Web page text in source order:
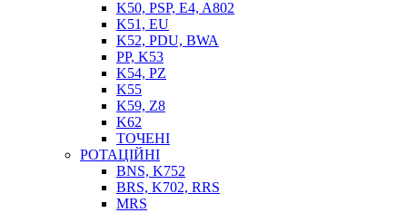
ТОСОЛ, АНТИФРИЗ
ОЛИВА-ПАЛИВО
ПОВІТРЯ-ВОДА
ДЛЯ ЗВАРЮВАННЯ
НАПІРНО-ВСМОКТУЮЧІ
K50, PSP, E4, A802
K51, EU
K52, PDU, BWA
PP, K53
K54, PZ
K55
K59, Z8
K62
ТОЧЕНІ
РОТАЦІЙНІ
BNS, K752
BRS, K702, RRS
MRS